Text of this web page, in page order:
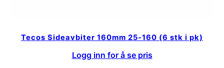
Tecos Sideavbiter 160mm 25-160 (6 stk i pk)
Logg inn for å se pris